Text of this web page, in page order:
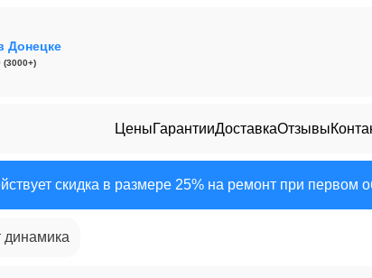
Донецке
(3000+)
ЦеныГарантииДоставкаОтзывы
скидка в размере 25% на ремонт при
динамика